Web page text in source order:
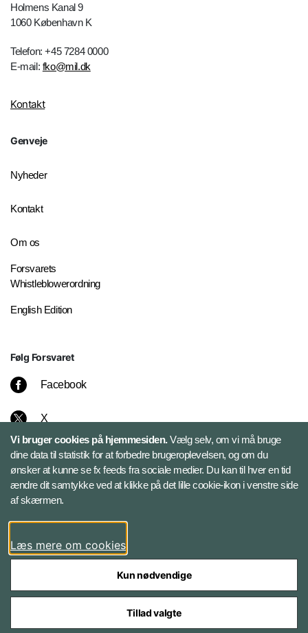
Holmens Kanal 9
1060 København K
Telefon: +45 7284 0000
E-mail: fko@mil.dk
Kontakt
Genveje
Nyheder
Kontakt
Om os
Forsvarets
Whistleblowerordning
English Edition
Følg Forsvaret
Facebook
X
Instagram
Bluesky
LinkedIn
Vi bruger cookies på hjemmesiden.Vælg selv, om vi må bruge
dine data til statistik for at forbedre brugeroplevelsen, og om du
ønsker at kunne se fx feeds fra sociale medier. Du kan til hver en tid
ændre dit samtykke ved at klikke på det lille cookie-ikon i venstre side
af skærmen.
Læs mere om cookies
Kun nødvendige
Tillad valgte